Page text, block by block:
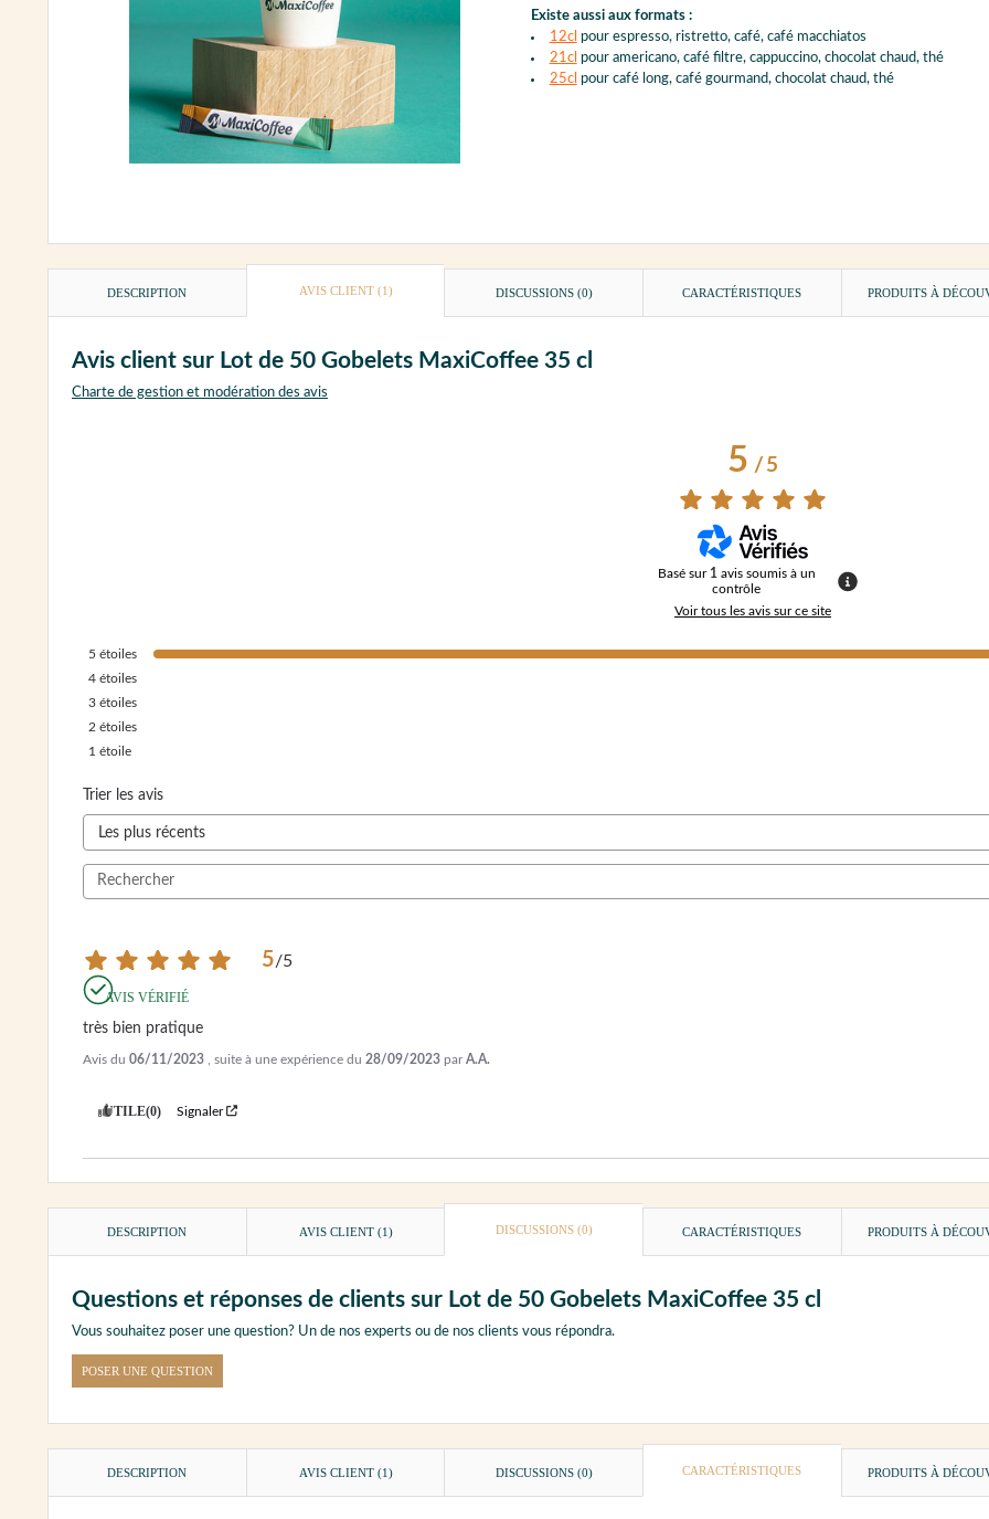
Existe aussi aux formats :
12cl pour espresso, ristretto, café, café macchiatos
21cl pour americano, café filtre, cappuccino, chocolat chaud, thé
25cl pour café long, café gourmand, chocolat chaud, thé
DESCRIPTION AVIS CLIENT (1) DISCUSSIONS (0) CARACTÉRISTIQUES PRODUITS À
Avis client sur Lot de 50 Gobelets MaxiCoffee 35 cl
Charte de gestion et modération des avis
5/ 5
Basé sur 1 avis soumis à un
contrôle
Voir tous les avis sur ce site
5 étoiles
4 étoiles
3 étoiles
2 étoiles
1 étoile
Trier les avis
5/5
AVIS VÉRIFIÉ
très bien pratique
Avis du 06/11/2023 , suite à une expérience du 28/09/2023 parA.A.
UTILE(0) Signaler
DESCRIPTION AVIS CLIENT (1) DISCUSSIONS (0) CARACTÉRISTIQUES PRODUITS À
Questions et réponses de clients sur Lot de 50 Gobelets MaxiCoffee 35 cl
Vous souhaitez poser une question? Un de nos experts ou de nos clients vous répondra.
POSER UNE QUESTION
DESCRIPTION AVIS CLIENT (1) DISCUSSIONS (0) CARACTÉRISTIQUES PRODUITS À